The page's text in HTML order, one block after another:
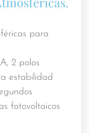
para
2 polos
estabilidad
fotovoltaicos